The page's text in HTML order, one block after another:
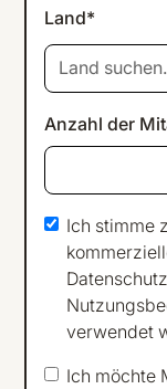
Land*
Land
Anzahl der
Ich stimme
verwendet
Ich möchte